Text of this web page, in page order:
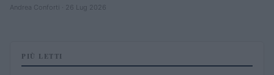
Andrea Conforti · 26 Lug 2026
PIÙ LETTI